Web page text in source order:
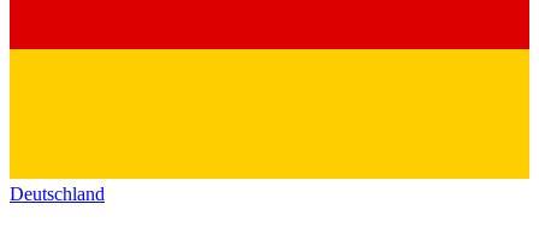
Deutschland